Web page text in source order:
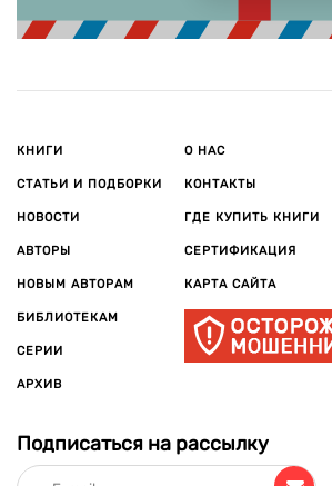
КНИГИ
СТАТЬИ И ПОДБОРКИ
НОВОСТИ
АВТОРЫ
НОВЫМ АВТОРАМ
БИБЛИОТЕКАМ
СЕРИИ
АРХИВ
О НАС
КОНТАКТЫ
ГДЕ КУПИТЬ КНИГИ
СЕРТИФИКАЦИЯ
КАРТА САЙТА
Подписаться на рассылку